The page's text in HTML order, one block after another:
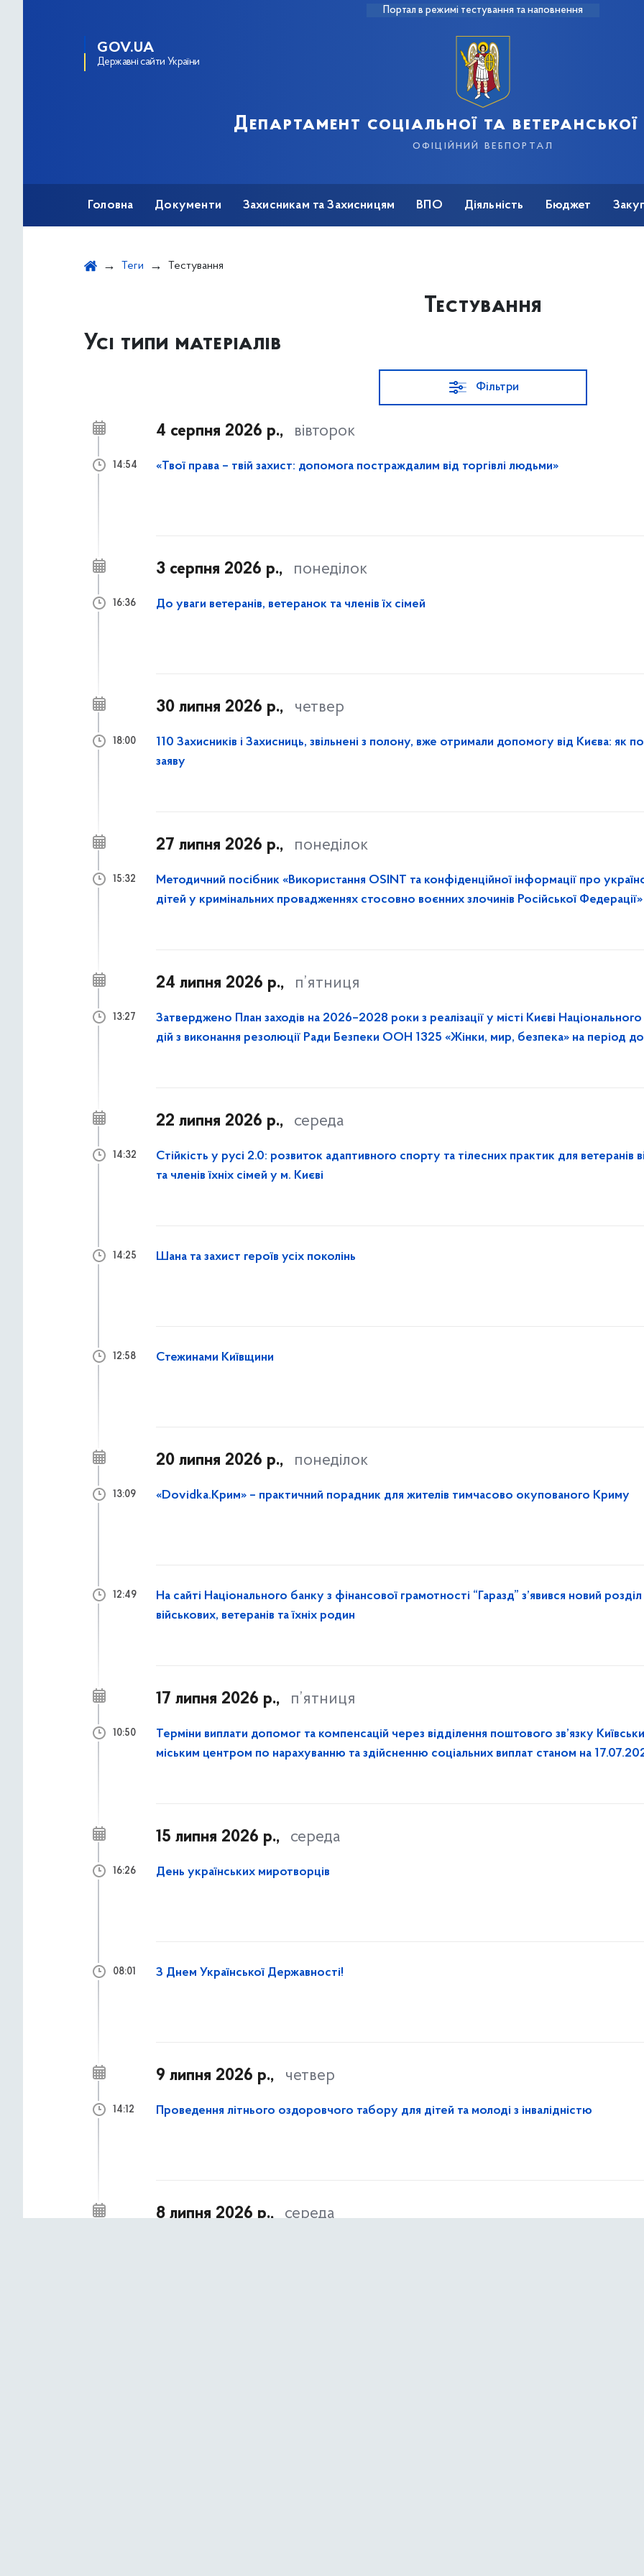
Портал в режимі тестування та наповнення
GOV.UA
Державні сайти України
Департамент соціальної та ветеранської
офіційний вебпортал
Головна Документи Захисникам та Захисницям ВПО Діяльність Бюджет
Теги Тестування
Тестування
Усі типи матеріалів
Фільтри
4 серпня 2026 р., вівторок
«Твої права – твій захист: допомога постраждалим від торгівлі людьми»
14:54
3 серпня 2026 р., понеділок
До уваги ветеранів, ветеранок та членів їх сімей
16:36
30 липня 2026 р., четвер
110 Захисників і Захисниць, звільнені з полону, вже отримали допомогу від Києва: як
заяву
18:00
27 липня 2026 р., понеділок
Методичний посібник «Використання OSINT та конфіденційної інформації про
дітей у кримінальних провадженнях стосовно воєнних злочинів Російської Федерації»
15:32
24 липня 2026 р., п’ятниця
Затверджено План заходів на 2026–2028 роки з реалізації у місті Києві
дій з виконання резолюції Ради Безпеки ООН 1325 «Жінки, мир, безпека» на період
13:27
22 липня 2026 р., середа
Стійкість у русі 2.0: розвиток адаптивного спорту та тілесних практик для ветеранів
та членів їхніх сімей у м. Києві
14:32
Шана та захист героїв усіх поколінь
14:25
Стежинами Київщини
12:58
20 липня 2026 р., понеділок
«Dovidka.Крим» – практичний порадник для жителів тимчасово окупованого Криму
13:09
На сайті Національного банку з фінансової грамотності “Гаразд” з’явився новий
військових, ветеранів та їхніх родин
12:49
17 липня 2026 р., п’ятниця
Терміни виплати допомог та компенсацій через відділення поштового зв’язку Київським
міським центром по нарахуванню та здійсненню соціальних виплат станом на
10:50
15 липня 2026 р., середа
День українських миротворців
16:26
З Днем Української Державності!
08:01
9 липня 2026 р., четвер
Проведення літнього оздоровчого табору для дітей та молоді з інвалідністю
14:12
8 липня 2026 р., середа